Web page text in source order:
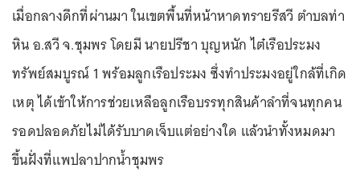
เมื่อกลางดึกที่ผ่านมา ในเขตพื้นที่หน้าหาดทรายรีสวี ตำบลท่า
หิน อ.สวี จ.ชุมพร โดยมี นายปรีชา บุญหนัก ไต๋เรือประมง
ทรัพย์สมบูรณ์ 1 พร้อมลูกเรือประมง ซึ่งทำประมงอยู่ใกล้ที่เกิด
เหตุ ได้เข้าให้การช่วยเหลือลูกเรือบรรทุกสินค้าลำที่จนทุกคน
รอดปลอดภัยไม่ได้รับบาดเจ็บแต่อย่างใด แล้วนำทั้งหมดมา
ขึ้นฝั่งที่แพปลาปากน้ำชุมพร